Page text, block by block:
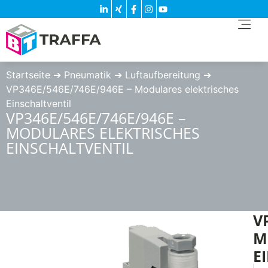
Startseite ➔ Pneumatik ➔ Luftaufbereitung ➔
VP346E/546E/746E/946E – Modulares elektrisches
Einschaltventil
VP346E/546E/746E/946E –
MODULARES ELEKTRISCHES
EINSCHALTVENTIL